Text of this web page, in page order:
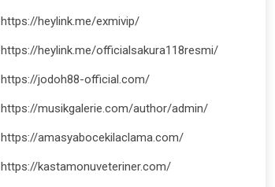
https://heylink.me/exmivip/
https://heylink.me/officialsakura118resmi/
https://jodoh88-official.com/
https://musikgalerie.com/author/admin/
https://amasyabocekilaclama.com/
https://kastamonuveteriner.com/